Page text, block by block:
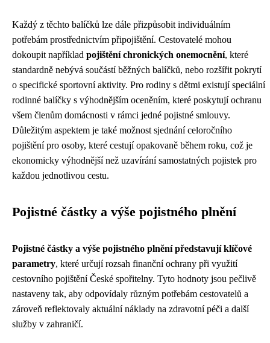
Každý z těchto balíčků lze dále přizpůsobit individuálním
potřebám prostřednictvím připojištění. Cestovatelé mohou
dokoupit například pojištění chronických onemocnění, které
standardně nebývá součástí běžných balíčků, nebo rozšířit pokrytí
o specifické sportovní aktivity. Pro rodiny s dětmi existují speciální
rodinné balíčky s výhodnějším oceněním, které poskytují ochranu
všem členům domácnosti v rámci jedné pojistné smlouvy.
Důležitým aspektem je také možnost sjednání celoročního
pojištění pro osoby, které cestují opakovaně během roku, což je
ekonomicky výhodnější než uzavírání samostatných pojistek pro
každou jednotlivou cestu.
Pojistné částky a výše pojistného plnění
Pojistné částky a výše pojistného plnění představují klíčové
parametry, které určují rozsah finanční ochrany při využití
cestovního pojištění České spořitelny. Tyto hodnoty jsou pečlivě
nastaveny tak, aby odpovídaly různým potřebám cestovatelů a
zároveň reflektovaly aktuální náklady na zdravotní péči a další
služby v zahraničí.